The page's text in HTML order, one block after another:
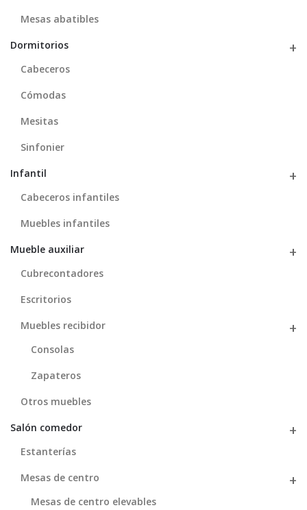
Mesas abatibles
Dormitorios
Cabeceros
Cómodas
Mesitas
Sinfonier
Infantil
Cabeceros infantiles
Muebles infantiles
Mueble auxiliar
Cubrecontadores
Escritorios
Muebles recibidor
Consolas
Zapateros
Otros muebles
Salón comedor
Estanterías
Mesas de centro
Mesas de centro elevables